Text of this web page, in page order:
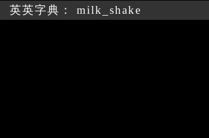
英英字典： milk_shake